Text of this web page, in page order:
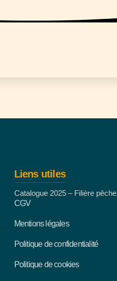
Liens utiles
Catalogue 2025 – Filière pêche
CGV
Mentions légales
Politique de confidentialité
Politique de cookies